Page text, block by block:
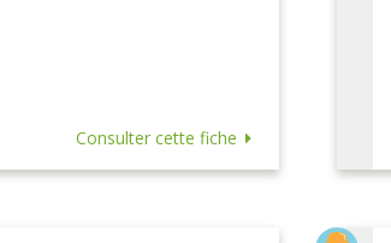
Consulter cette fiche